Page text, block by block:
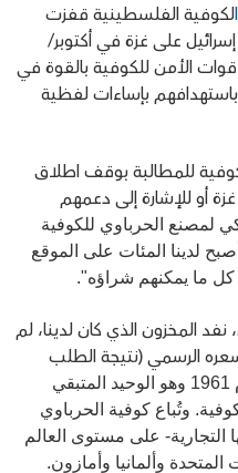
الكوفية الفلسطينية قفزت
على غزة في أكتوبر/
الأمن للكوفية بالقوة في
بإساءات لفظية
للمطالبة بوقف اطلاق
غزة أو للإشارة إلى دعمهم
لمصنع الحرباوي للكوفية
لدينا المئات على الموقع
ما يمكنهم شراؤه".
المخزون الذي كان لدينا، لم
الرسمي (نتيجة الطلب
ومصنع الحرباوي افتُتح عام 1961 وهو الوحيد المتبقي
وتُباع كوفية الحرباوي
التجارية- على مستوى العالم
المتحدة وألمانيا وأمازون.